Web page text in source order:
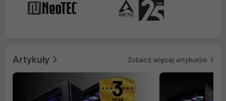
Artykuły Zobacz więcej artykułów